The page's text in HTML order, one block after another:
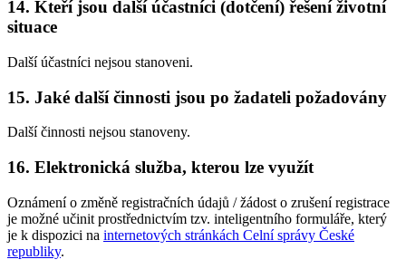
14. Kteří jsou další účastníci (dotčení) řešení životní
situace
Další účastníci nejsou stanoveni.
15. Jaké další činnosti jsou po žadateli požadovány
Další činnosti nejsou stanoveny.
16. Elektronická služba, kterou lze využít
Oznámení o změně registračních údajů / žádost o zrušení registrace
je možné učinit prostřednictvím tzv. inteligentního formuláře, který
je k dispozici na internetových stránkách Celní správy České
republiky.